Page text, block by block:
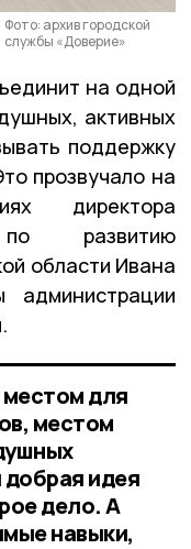
Фото: архив городской
службы «Доверие»
на одной
активных
поддержку
прозвучало на
директора
развитию
области Ивана
администрации
для
местом
идея
дело. А
навыки,